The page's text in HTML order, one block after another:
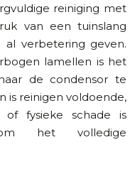
reiniging met
van een tuinslang
al verbetering geven.
lamellen is het
de condensor te
is reinigen voldoende,
of fysieke schade is
om het volledige